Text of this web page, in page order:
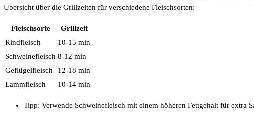
Übersicht über die Grillzeiten für verschiedene Fleischsorten:
Fleischsorte
Grillzeit
Rindfleisch
10-15 min
Schweinefleisch 8-12 min
Geflügelfleisch
12-18 min
Lammfleisch
10-14 min
Tipp: Verwende Schweinefleisch mit einem höheren Fettgehalt für extra